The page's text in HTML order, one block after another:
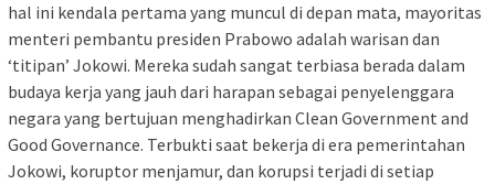
hal ini kendala pertama yang muncul di depan mata, mayoritas
menteri pembantu presiden Prabowo adalah warisan dan
‘titipan’ Jokowi. Mereka sudah sangat terbiasa berada dalam
budaya kerja yang jauh dari harapan sebagai penyelenggara
negara yang bertujuan menghadirkan Clean Government and
Good Governance. Terbukti saat bekerja di era pemerintahan
Jokowi, koruptor menjamur, dan korupsi terjadi di setiap